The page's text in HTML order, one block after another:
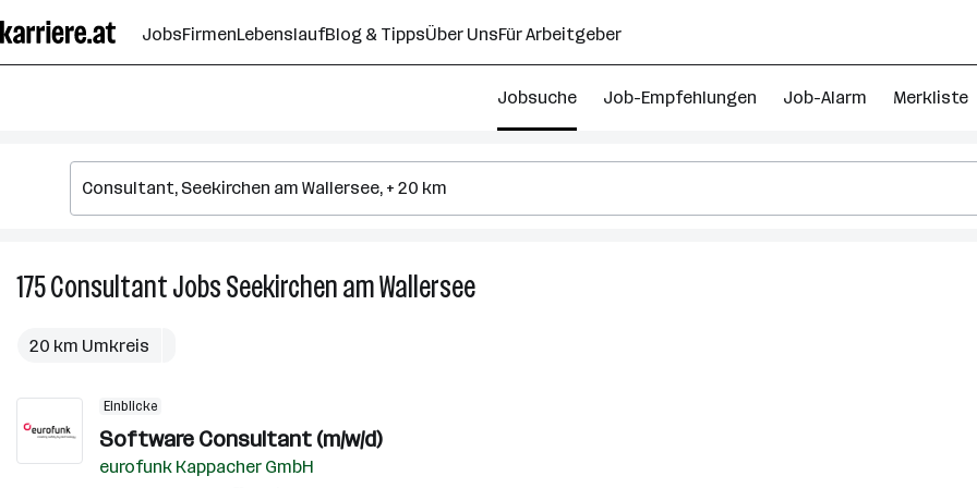
Seiteninhalt
springen
JobsFirmenLebenslaufBlog & TippsÜber UnsFür Arbeitgeber
Jobsuche Job-Empfehlungen Job-Alarm Merkliste
175ConsultantJobsSeekirchen am Wallersee175
20 km Umkreis
Einblicke
Software Consultant (m/w/d)
eurofunk Kappacher GmbH